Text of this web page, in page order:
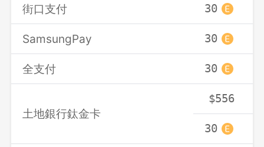
街口支付 30
SamsungPay 30
全支付 30
土地銀行鈦金卡
$556
30